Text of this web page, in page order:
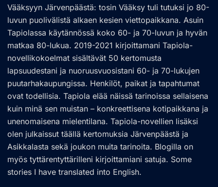
Vääksyyn Järvenpäästä: tosin Vääksy tuli tutuksi jo 80-
luvun puolivälistä alkaen kesien viettopaikkana. Asuin
Tapiolassa käytännössä koko 60- ja 70-luvun ja hyvän
matkaa 80-lukua. 2019-2021 kirjoittamani Tapiola-
novellikokoelmat sisältävät 50 kertomusta
lapsuudestani ja nuoruusvuosistani 60- ja 70-lukujen
puutarhakaupungissa. Henkilöt, paikat ja tapahtumat
ovat todellisia. Tapiola elää näissä tarinoissa sellaisena
kuin minä sen muistan – konkreettisena kotipaikkana ja
unenomaisena mielentilana. Tapiola-novellien lisäksi
olen julkaissut täällä kertomuksia Järvenpäästä ja
Asikkalasta sekä joukon muita tarinoita. Blogilla on
myös tyttärentyttärilleni kirjoittamiani satuja. Some
stories I have translated into English.